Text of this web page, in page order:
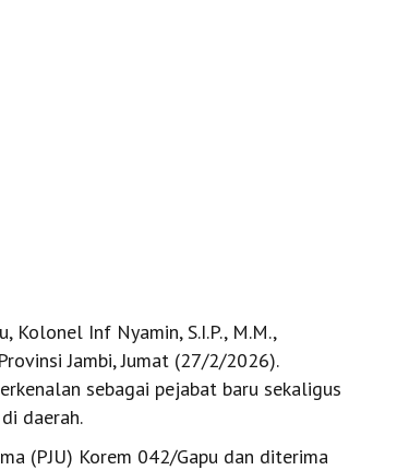
Kolonel Inf Nyamin, S.I.P., M.M.,
Jambi, Jumat (27/2/2026).
sebagai pejabat baru sekaligus
daerah.
(PJU) Korem 042/Gapu dan diterima